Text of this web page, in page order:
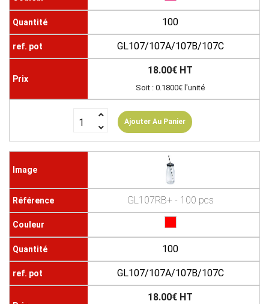
100
GL107/107A/107B/107C
18.00€ HT
Soit : 0.1800€ l'unité
Ajouter Au Panier
GL107RB+ - 100 pcs
100
GL107/107A/107B/107C
18.00€ HT